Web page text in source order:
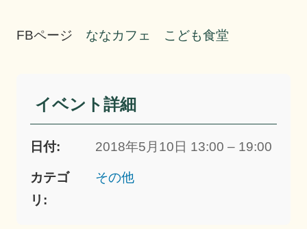
FBページ ななカフェ こども食堂
イベント詳細
日付: 2018年5月10日 13:00 – 19:00
カテゴ
リ:
その他